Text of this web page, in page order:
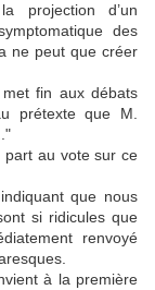
projection d’un
des
ne peut que créer
fin aux débats
prétexte que M.
part au vote sur ce
que nous
si ridicules que
renvoyé
à la première